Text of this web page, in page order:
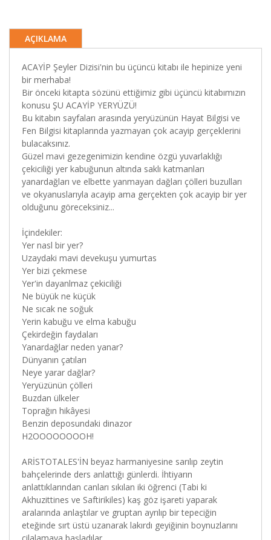
AÇIKLAMA
ACAYİP Şeyler Dizisi'nin bu üçüncü kitabı ile hepinize yeni
bir merhaba!
Bir önceki kitapta sözünü ettiğimiz gibi üçüncü kitabımızın
konusu ŞU ACAYİP YERYÜZÜ!
Bu kitabın sayfaları arasında yeryüzünün Hayat Bilgisi ve
Fen Bilgisi kitaplarında yazmayan çok acayip gerçeklerini
bulacaksınız.
Güzel mavi gezegenimizin kendine özgü yuvarlaklığı
çekiciliği yer kabuğunun altında saklı katmanları
yanardağları ve elbette yanmayan dağları çölleri buzulları
ve okyanuslarıyla acayip ama gerçekten çok acayip bir yer
olduğunu göreceksiniz...
İçindekiler:
Yer nasl bir yer?
Uzaydaki mavi devekuşu yumurtas
Yer bizi çekmese
Yer'in dayanlmaz çekiciliği
Ne büyük ne küçük
Ne sıcak ne soğuk
Yerin kabuğu ve elma kabuğu
Çekirdeğin faydaları
Yanardağlar neden yanar?
Dünyanın çatıları
Neye yarar dağlar?
Yeryüzünün çölleri
Buzdan ülkeler
Toprağın hikâyesi
Benzin deposundaki dinazor
H2OOOOOOOOH!
ARİSTOTALES'İN beyaz harmaniyesine sarılıp zeytin
bahçelerinde ders anlattığı günlerdi. İhtiyarın
anlattıklarından canları sıkılan iki öğrenci (Tabi ki
Akhuzittines ve Saftirikiles) kaş göz işareti yaparak
aralarında anlaştılar ve gruptan ayrılıp bir tepeciğin
eteğinde sırt üstü uzanarak lakırdı geyiğinin boynuzlarını